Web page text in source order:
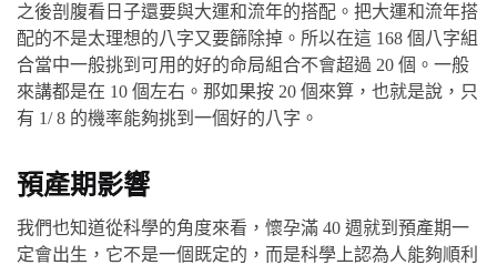
之後剖腹看日子還要與大運和流年的搭配。把大運和流年搭
配的不是太理想的八字又要篩除掉。所以在這 168 個八字組
合當中一般挑到可用的好的命局組合不會超過 20 個。一般
來講都是在 10 個左右。那如果按 20 個來算，也就是說，只
有 1/ 8 的機率能夠挑到一個好的八字。
預產期影響
我們也知道從科學的角度來看，懷孕滿 40 週就到預產期一
定會出生，它不是一個既定的，而是科學上認為人能夠順利